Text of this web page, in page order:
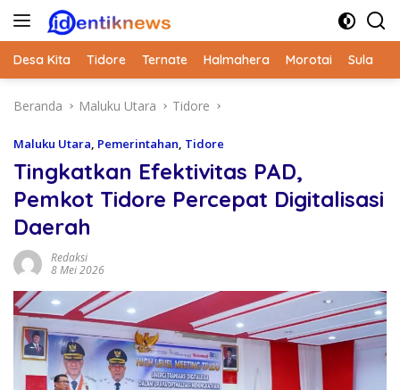
Langsung
Desa Kita Tidore Ternate Halmahera Morotai Sula
Beranda Maluku Utara Tidore
Maluku Utara, Pemerintahan, Tidore
Tingkatkan Efektivitas PAD,
Pemkot Tidore Percepat Digitalisasi
Daerah
Redaksi
8 Mei 2026